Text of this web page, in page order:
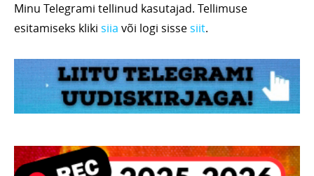
Minu Telegrami tellinud kasutajad. Tellimuse
esitamiseks kliki siia või logi sissesiit.